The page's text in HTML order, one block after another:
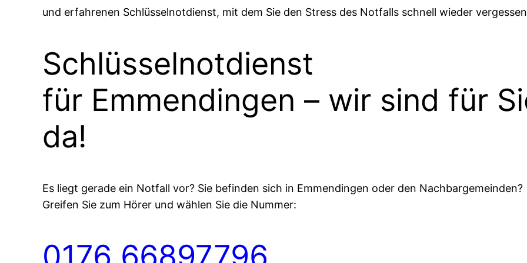
und erfahrenen Schlüsselnotdienst, mit dem Sie den Stress des Notfalls schnell wieder
Schlüsselnotdienst
für Emmendingen – wir sind für
da!
Es liegt gerade ein Notfall vor? Sie befinden sich in Emmendingen oder den Nachbargemeinden?
Greifen Sie zum Hörer und wählen Sie die Nummer: